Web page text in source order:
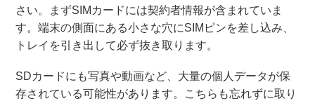
さい。まずSIMカードには契約者情報が含まれていま
す。端末の側面にある小さな穴にSIMピンを差し込み、
トレイを引き出して必ず抜き取ります。
SDカードにも写真や動画など、大量の個人データが保
存されている可能性があります。こちらも忘れずに取り